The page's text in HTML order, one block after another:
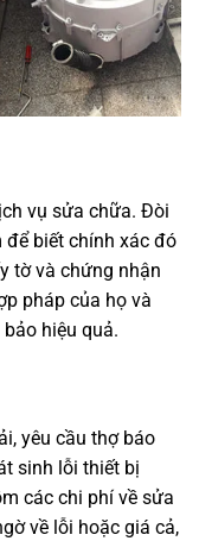
vụ sửa chữa. Đòi
để biết chính xác đó
tờ và chứng nhận
pháp của họ và
hiệu quả.
yêu cầu thợ báo
sinh lỗi thiết bị
các chi phí về sửa
về lỗi hoặc giá cả,